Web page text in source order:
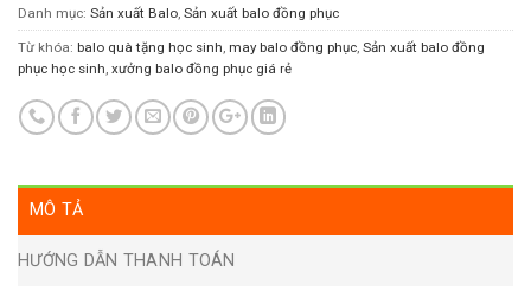
Danh mục: Sản xuất Balo, Sản xuất balo đồng phục
Từ khóa: balo quà tặng học sinh, may balo đồng phục, Sản xuất balo đồng
phục học sinh, xưởng balo đồng phục giá rẻ
MÔ TẢ
HƯỚNG DẪN THANH TOÁN